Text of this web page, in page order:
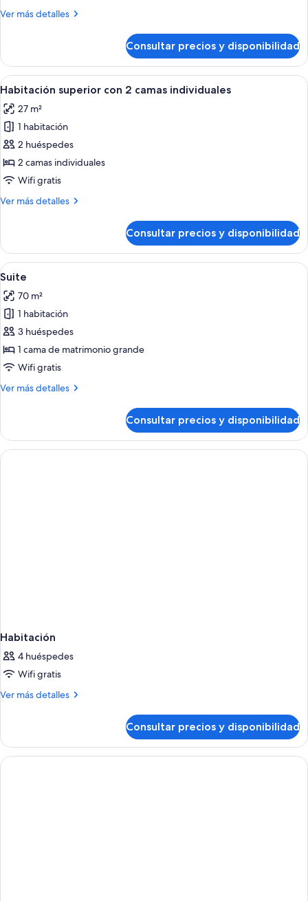
Ver más detalles
Más
doble
superior
Consultar precios y disponibilidad
Abrir
todas
las
fotos
de
Habitación
superior
2
Habitación de hotel con dos camas,
4
Habitación superior con 2 camas individuales
27 m²
1 habitación
2 huéspedes
2 camas individuales
Wifi gratis
Ver más detalles
Más
superior
con
2
individuales
Consultar precios y disponibilidad
Abrir
todas
las
fotos
de
Suite
Una habitación de hotel moderna
4
Suite
70 m²
1 habitación
3 huéspedes
1 cama de matrimonio grande
Wifi gratis
Ver más detalles
Más
Consultar precios y disponibilidad
Habitación
4 huéspedes
Wifi gratis
Ver más detalles
Más
Consultar precios y disponibilidad